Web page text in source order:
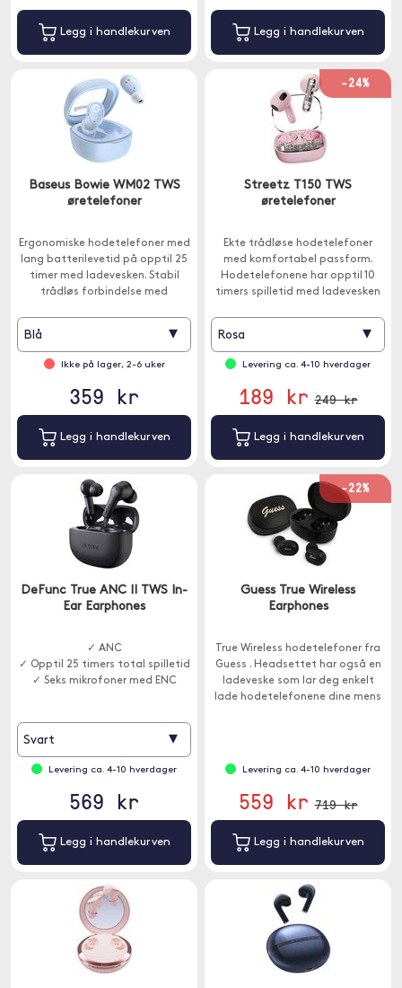
Legg i handlekurven Legg i handlekurven
Baseus Bowie WM02 TWS
øretelefoner
Ergonomiske hodetelefoner med
lang batterilevetid på opptil 25
timer med ladevesken. Stabil
trådløs forbindelse med
Blå ▾
Ikke på lager, 2-6 uker
359 kr
Legg i handlekurven
-24%
Streetz T150 TWS
øretelefoner
Ekte trådløse hodetelefoner
med komfortabel passform.
Hodetelefonene har opptil 10
timers spilletid med ladevesken
Rosa ▾
Levering ca. 4-10 hverdager
189 kr 249 kr
Legg i handlekurven
DeFunc True ANC II TWS In-
Ear Earphones
✓ ANC
✓ Opptil 25 timers total spilletid
✓ Seks mikrofoner med ENC
Svart ▾
Levering ca. 4-10 hverdager
569 kr
Legg i handlekurven
-22%
Guess True Wireless
Earphones
True Wireless hodetelefoner fra
Guess . Headsettet har også en
ladeveske som lar deg enkelt
lade hodetelefonene dine mens
Levering ca. 4-10 hverdager
559 kr 719 kr
Legg i handlekurven